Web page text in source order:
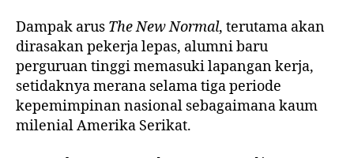
Dampak arus The New Normal, terutama akan
dirasakan pekerja lepas, alumni baru
perguruan tinggi memasuki lapangan kerja,
setidaknya merana selama tiga periode
kepemimpinan nasional sebagaimana kaum
milenial Amerika Serikat.